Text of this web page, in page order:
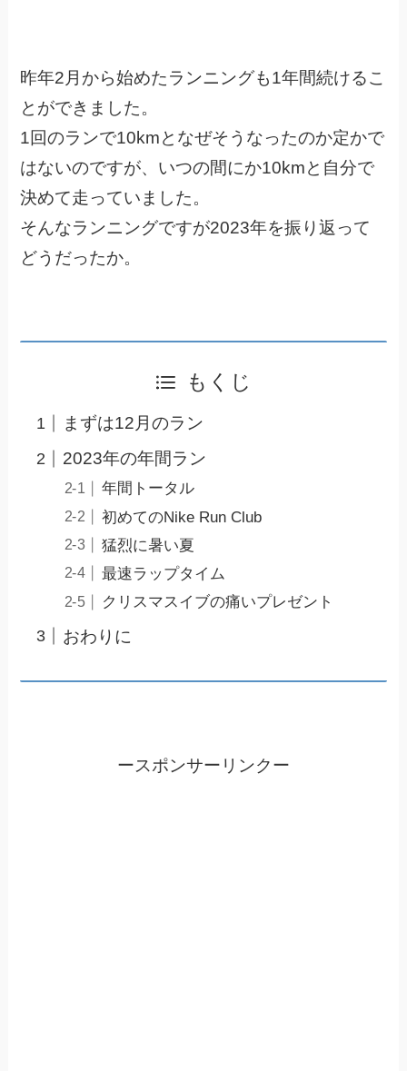
昨年2月から始めたランニングも1年間続けるこ
とができました。
1回のランで10kmとなぜそうなったのか定かで
はないのですが、いつの間にか10kmと自分で
決めて走っていました。
そんなランニングですが2023年を振り返って
どうだったか。
もくじ
まずは12月のラン
2023年の年間ラン
年間トータル
初めてのNike Run Club
猛烈に暑い夏
最速ラップタイム
クリスマスイブの痛いプレゼント
おわりに
ースポンサーリンクー